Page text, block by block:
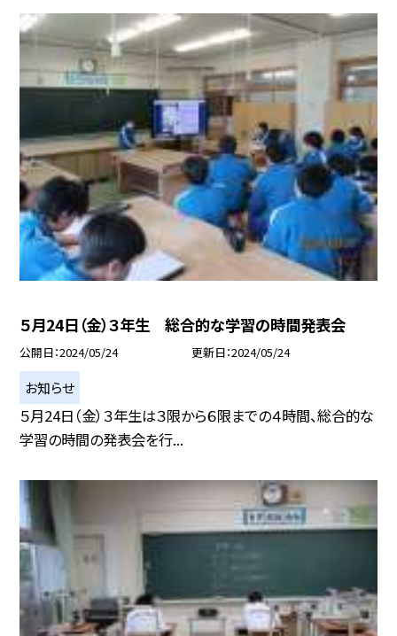
５月24日（金）３年生 総合的な学習の時間発表会
公開日 2024/05/24 更新日 2024/05/24
お知らせ
５月24日（金）３年生は３限から６限までの４時間、総合的な
学習の時間の発表会を行...